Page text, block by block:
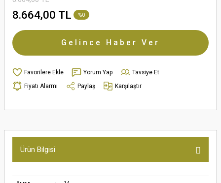
8.664,00 TL %0
Gelince Haber Ver
Yorum Yap
Tavsiye Et
Fiyatı Alarmı
Paylaş Karşılaştır
Ürün Bilgisi